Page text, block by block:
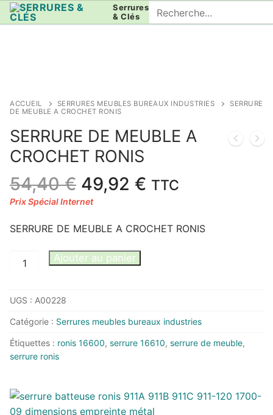
Aller
au
Serrures
& Clés
Rechercher
:
ACCUEIL SERRURES MEUBLES BUREAUX INDUSTRIES
SERRURE
DE MEUBLE A CROCHET RONIS
SERRURE DE MEUBLE A
CROCHET RONIS
54,40€ Le
prix
était :
54,40 €.
49,92 € Le
est :
TTC
SERRURE DE MEUBLE A CROCHET RONIS
quantité
DE
MEUBLE
CROCHET
RONIS
Ajouter au panier
UGS : A00228
Catégorie : Serrures meubles bureaux industries
Étiquettes : ronis 16600, serrure 16610, serrure de meuble,
serrure ronis